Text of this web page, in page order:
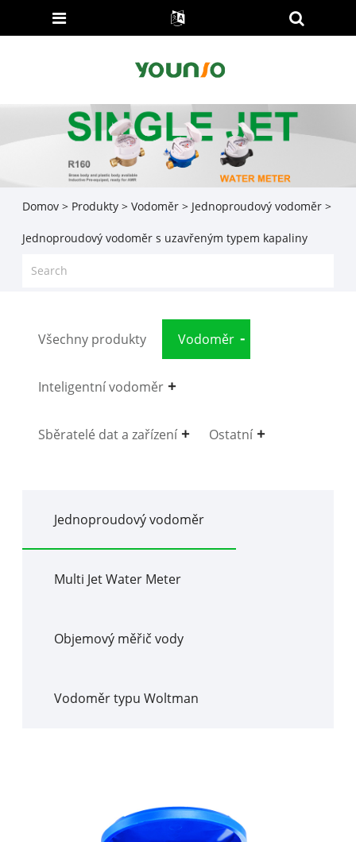
Domov > Produkty> Vodoměr> Jednoproudový vodoměr>
Jednoproudový vodoměr s uzavřeným typem kapaliny
Všechny produkty Vodoměr
Inteligentní vodoměr
Sběratelé dat a zařízení Ostatní
Jednoproudový vodoměr
Multi Jet Water Meter
Objemový měřič vody
Vodoměr typu Woltman